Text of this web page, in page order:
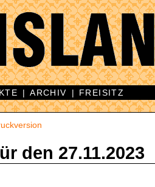
|ARCHIV | FREISITZ
den 27.11.2023